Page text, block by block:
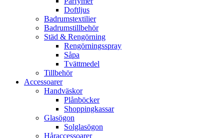
Doftljus
Badrumstextilier
Badrumstillbehör
Städ & Rengörning
Rengörningsspray
Såpa
Tvättmedel
Tillbehör
Accessoarer
Handväskor
Plånböcker
Shoppingkassar
Glasögon
Solglasögon
Håraccessoarer